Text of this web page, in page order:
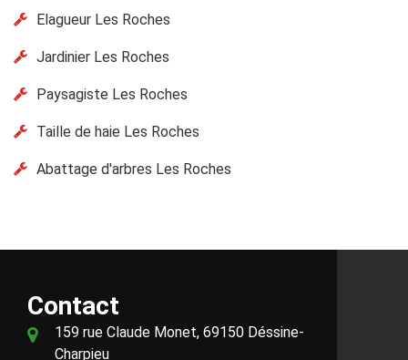
Elagueur Les Roches
Jardinier Les Roches
Paysagiste Les Roches
Taille de haie Les Roches
Abattage d'arbres Les Roches
Contact
159 rue Claude Monet, 69150 Déssine-
Charpieu